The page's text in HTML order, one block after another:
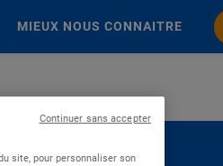
MIEUX NOUS CONNAITRE
site, pour personnaliser son
Continuer sans accepter